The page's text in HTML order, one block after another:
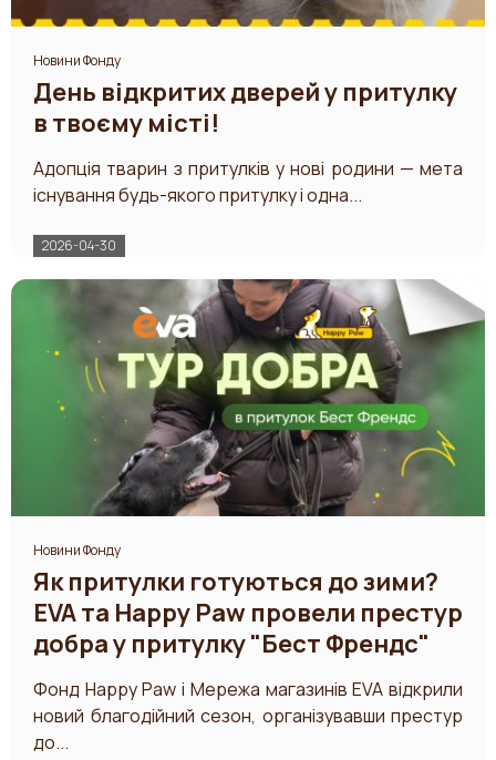
Новини Фонду
День відкритих дверей у притулку
в твоєму місті!
Адопція тварин з притулків у нові родини — мета
існування будь-якого притулку і одна...
2026-04-30
Новини Фонду
Як притулки готуються до зими?
EVA та Happy Paw провели престур
добра у притулку "Бест Френдс"
Фонд Happy Paw і Мережа магазинів EVA відкрили
новий благодійний сезон, організувавши престур
до...